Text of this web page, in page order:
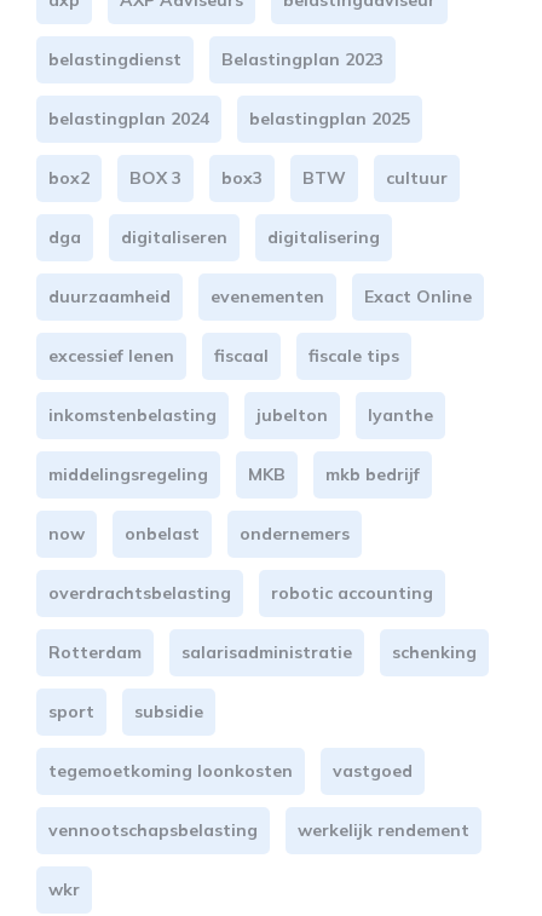
belastingdienst Belastingplan 2023
belastingplan 2024 belastingplan 2025
box2 BOX 3 box3 BTW cultuur
dga digitaliseren digitalisering
duurzaamheid evenementen Exact Online
excessief lenen fiscaal fiscale tips
inkomstenbelasting jubelton lyanthe
middelingsregeling MKB mkb bedrijf
now onbelast ondernemers
overdrachtsbelasting robotic accounting
Rotterdam salarisadministratie schenking
sport subsidie
tegemoetkoming loonkosten vastgoed
vennootschapsbelasting werkelijk rendement
wkr